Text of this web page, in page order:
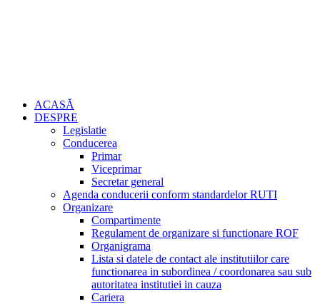
ACASĂ
DESPRE
Legislatie
Conducerea
Primar
Viceprimar
Secretar general
Agenda conducerii conform standardelor RUTI
Organizare
Compartimente
Regulament de organizare si functionare ROF
Organigrama
Lista si datele de contact ale institutiilor care
functionarea in subordinea / coordonarea sau sub
autoritatea institutiei in cauza
Cariera